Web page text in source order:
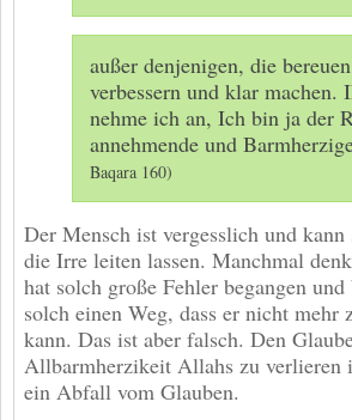
außer denjenigen, die
verbessern und klar machen.
nehme ich an, Ich bin ja der
annehmende und
Baqara 160)
Der Mensch ist vergesslich und
die Irre leiten lassen. Manchmal
hat solch große Fehler begangen
solch einen Weg, dass er nicht mehr
kann. Das ist aber falsch. Den
Allbarmherzikeit Allahs zu verlieren
ein Abfall vom Glauben.